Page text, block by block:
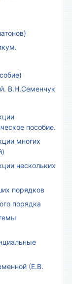
В.Н.Семенчук
пособие.
многих
нескольких
порядков
порядка
(Е.В.